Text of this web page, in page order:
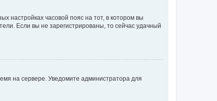
настройках часовой пояс на тот, в котором вы
Если вы не зарегистрированы, то сейчас удачный
на сервере. Уведомите администратора для